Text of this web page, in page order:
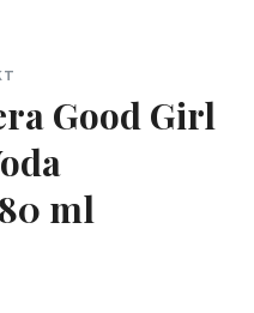
Good Girl
ml